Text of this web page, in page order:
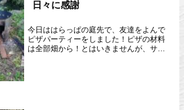
日々に感謝
今日ははらっぱの庭先で、友達をよんで
ピザパーティーをしました！ピザの材料
は全部畑から！とはいきませんが、サラ